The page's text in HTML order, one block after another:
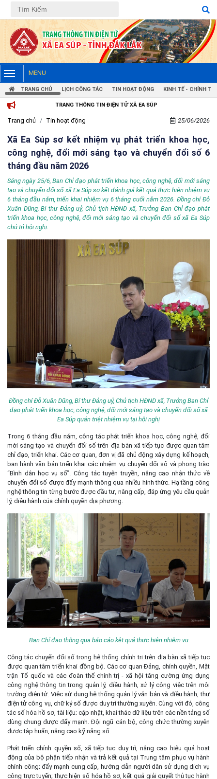
MENU
TRANG CHỦ LỊCH CÔNG TÁC TIN HOẠT ĐỘNG KINH TẾ - CHÍNH TRỊ
TRANG THÔNG TIN ĐIỆN TỬ XÃ EA SÚP
Trang chủ Tin hoạt động 25/06/2026
Xã Ea Súp sơ kết nhiệm vụ phát triển khoa học,
công nghệ, đổi mới sáng tạo và chuyển đổi số 6
tháng đầu năm 2026
Sáng ngày 25/6, Ban Chỉ đạo phát triển khoa học, công nghệ, đổi mới sáng
tạo và chuyển đổi số xã Ea Súp sơ kết đánh giá kết quả thực hiện nhiệm vụ
6 tháng đầu năm, triển khai nhiệm vụ 6 tháng cuối năm 2026. Đồng chí Đỗ
Xuân Dũng, Bí thư Đảng uỷ, Chủ tịch HĐND xã, Trưởng Ban Chỉ đạo phát
triển khoa học, công nghệ, đổi mới sáng tạo và chuyển đổi số xã Ea Súp
chủ trì hội nghị.
Đồng chí Đỗ Xuân Dũng, Bí thư Đảng uỷ, Chủ tịch HĐND xã, Trưởng Ban Chỉ
đạo phát triển khoa học, công nghệ, đổi mới sáng tạo và chuyển đổi số xã
Ea Súp quán triệt nhiệm vụ tại hội nghị
Trong 6 tháng đầu năm, công tác phát triển khoa học, công nghệ, đổi
mới sáng tạo và chuyển đổi số trên địa bàn xã tiếp tục được quan tâm
chỉ đạo, triển khai. Các cơ quan, đơn vị đã chủ động xây dựng kế hoạch,
ban hành văn bản triển khai các nhiệm vụ chuyển đổi số và phong trào
“Bình dân học vụ số”. Công tác tuyên truyền, nâng cao nhận thức về
chuyển đổi số được đẩy mạnh thông qua nhiều hình thức. Hạ tầng công
nghệ thông tin từng bước được đầu tư, nâng cấp, đáp ứng yêu cầu quản
lý, điều hành của chính quyền địa phương.
Ban Chỉ đạo thông qua báo cáo kêt quả thực hiện nhiệm vụ
Công tác chuyển đổi số trong hệ thống chính trị trên địa bàn xã tiếp tục
được quan tâm triển khai đồng bộ. Các cơ quan Đảng, chính quyền, Mặt
trận Tổ quốc và các đoàn thể chính trị - xã hội tăng cường ứng dụng
công nghệ thông tin trong quản lý, điều hành, xử lý công việc trên môi
trường điện tử. Việc sử dụng hệ thống quản lý văn bản và điều hành, thư
điện tử công vụ, chữ ký số được duy trì thường xuyên. Cùng với đó, công
tác số hóa hồ sơ, tài liệu; cập nhật, khai thác dữ liệu trên các nền tảng số
dùng chung được đẩy mạnh. Đội ngũ cán bộ, công chức thường xuyên
được tập huấn, nâng cao kỹ năng số.
Phát triển chính quyền số, xã tiếp tục duy trì, nâng cao hiệu quả hoạt
động của bộ phận tiếp nhận và trả kết quả tại Trung tâm phục vụ hành
chính công; đẩy mạnh cung cấp, hướng dẫn người dân sử dụng dịch vụ
công trực tuyến; thực hiện số hóa hồ sơ, kết quả giải quyết thủ tục hành